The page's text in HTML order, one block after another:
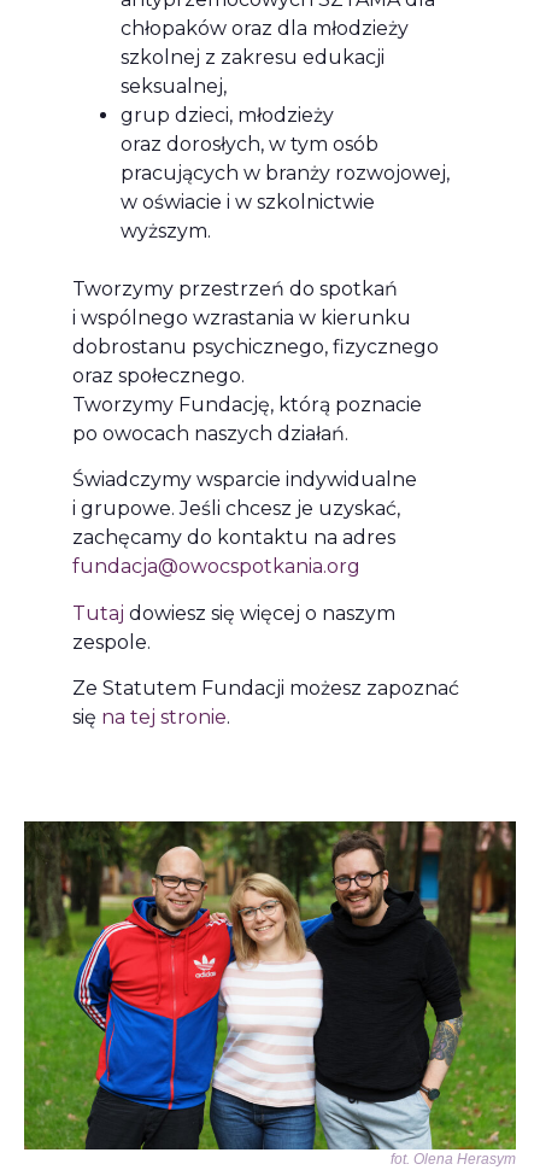
chłopaków oraz dla młodzieży
szkolnej z zakresu edukacji
seksualnej,
grup dzieci, młodzieży
oraz dorosłych, w tym osób
pracujących w branży rozwojowej,
w oświacie i w szkolnictwie
wyższym.
Tworzymy przestrzeń do spotkań
i wspólnego wzrastania w kierunku
dobrostanu psychicznego, fizycznego
oraz społecznego.
Tworzymy Fundację, którą poznacie
po owocach naszych działań.
Świadczymy wsparcie indywidualne
i grupowe. Jeśli chcesz je uzyskać,
zachęcamy do kontaktu na adres
fundacja@owocspotkania.org
Tutaj dowiesz się więcej o naszym
zespole.
Ze Statutem Fundacji możesz zapoznać
się na tej stronie.
fot. Olena Herasym